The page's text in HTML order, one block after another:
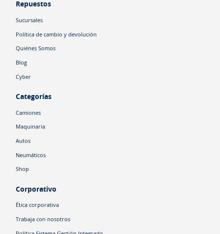
Repuestos
Sucursales
Política de cambio y devolución
Quiénes Somos
Blog
Cyber
Categorías
Camiones
Maquinaria
Autos
Neumáticos
Shop
Corporativo
Ética corporativa
Trabaja con nosotros